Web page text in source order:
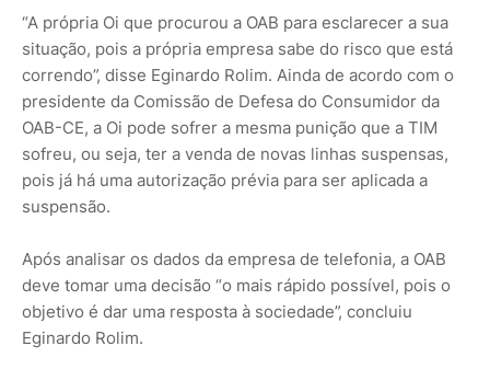
“A própria Oi que procurou a OAB para esclarecer a sua
situação, pois a própria empresa sabe do risco que está
correndo”, disse Eginardo Rolim. Ainda de acordo com o
presidente da Comissão de Defesa do Consumidor da
OAB-CE, a Oi pode sofrer a mesma punição que a TIM
sofreu, ou seja, ter a venda de novas linhas suspensas,
pois já há uma autorização prévia para ser aplicada a
suspensão.
Após analisar os dados da empresa de telefonia, a OAB
deve tomar uma decisão “o mais rápido possível, pois o
objetivo é dar uma resposta à sociedade”, concluiu
Eginardo Rolim.